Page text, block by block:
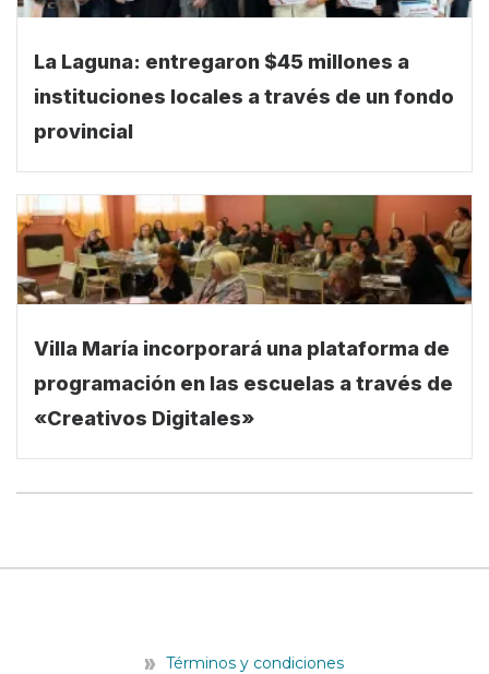
La Laguna: entregaron $45 millones a
instituciones locales a través de un fondo
provincial
Villa María incorporará una plataforma de
programación en las escuelas a través de
«Creativos Digitales»
Términos y condiciones